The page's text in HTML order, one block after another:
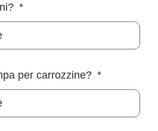
per carrozzine?